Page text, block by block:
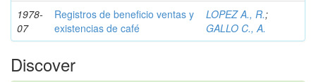
1978-
07
Registros de beneficio ventas y
existencias de café
LOPEZ A., R.;
GALLO C., A.
Discover